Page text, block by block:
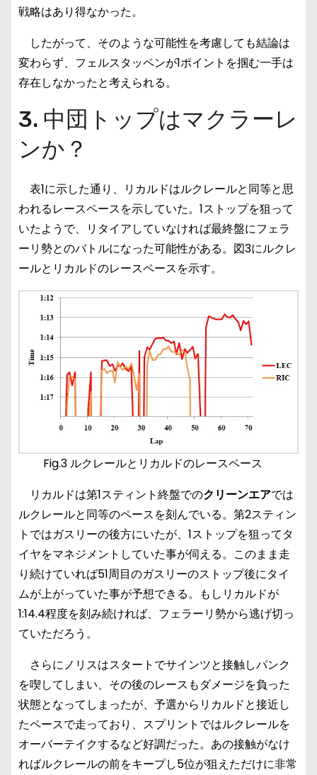
戦略はあり得なかった。
したがって、そのような可能性を考慮しても結論は
変わらず、フェルスタッペンが1ポイントを掴む一手は
存在しなかったと考えられる。
3. 中団トップはマクラーレ
ンか？
表1に示した通り、リカルドはルクレールと同等と思
われるレースペースを示していた。1ストップを狙って
いたようで、リタイアしていなければ最終盤にフェラ
ーリ勢とのバトルになった可能性がある。図3にルクレ
ールとリカルドのレースペースを示す。
Fig.3 ルクレールとリカルドのレースペース
リカルドは第1スティント終盤でのクリーンエアでは
ルクレールと同等のペースを刻んでいる。第2スティン
トではガスリーの後方にいたが、1ストップを狙ってタ
イヤをマネジメントしていた事が伺える。このまま走
り続けていれば51周目のガスリーのストップ後にタイ
ムが上がっていた事が予想できる。もしリカルドが
1:14.4程度を刻み続ければ、フェラーリ勢から逃げ切っ
ていただろう。
さらにノリスはスタートでサインツと接触しパンク
を喫してしまい、その後のレースもダメージを負った
状態となってしまったが、予選からリカルドと接近し
たペースで走っており、スプリントではルクレールを
オーバーテイクするなど好調だった。あの接触がなけ
ればルクレールの前をキープし5位が狙えただけに非常